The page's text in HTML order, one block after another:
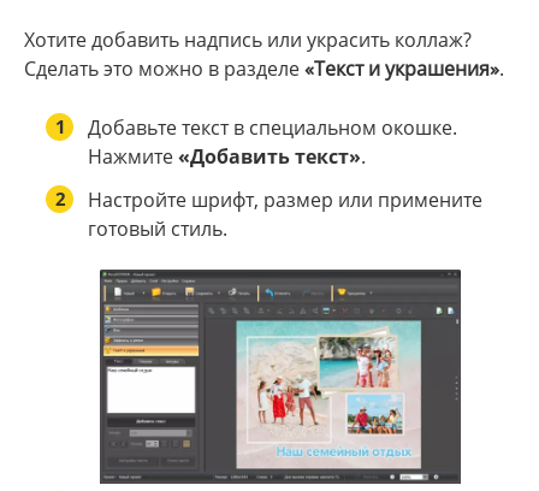
Хотите добавить надпись или украсить коллаж?
Сделать это можно в разделе«Текст и украшения».
1
Добавьте текст в специальном окошке.
Нажмите«Добавить текст».
2
Настройте шрифт, размер или примените
готовый стиль.